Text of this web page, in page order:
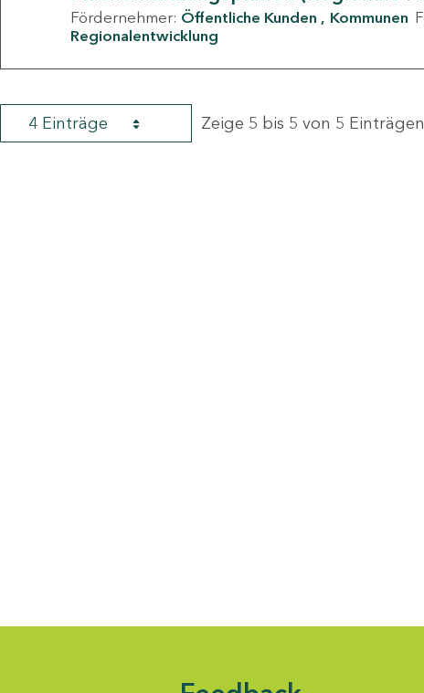
Fördernehmer: Öffentliche Kunden Kommunen
Regionalentwicklung
4 Einträge Zeige 5 bis 5 von 5